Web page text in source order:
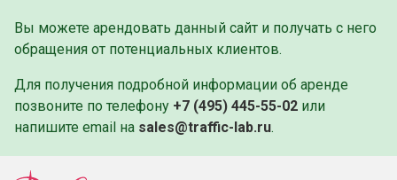
Вы можете арендовать данный сайт и получать с него
обращения от потенциальных клиентов.
Для получения подробной информации об аренде
позвоните по телефону +7 (495) 445-55-02 или
напишите email на sales@traffic-lab.ru.